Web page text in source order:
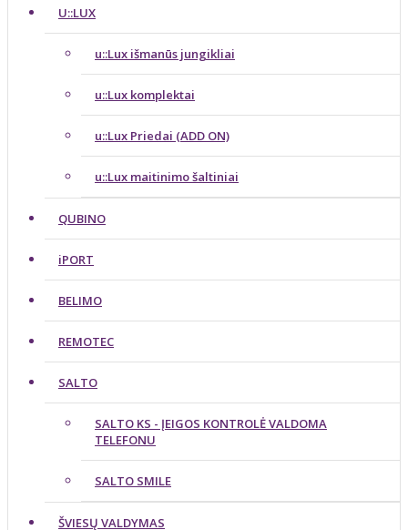
U::LUX
u::Lux išmanūs jungikliai
u::Lux komplektai
u::Lux Priedai (ADD ON)
u::Lux maitinimo šaltiniai
QUBINO
iPORT
BELIMO
REMOTEC
SALTO
SALTO KS - ĮEIGOS KONTROLĖ VALDOMA
TELEFONU
SALTO SMILE
ŠVIESŲ VALDYMAS